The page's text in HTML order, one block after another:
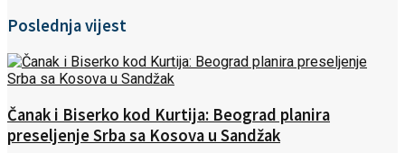
Poslednja vijest
Čanak i Biserko kod Kurtija: Beograd planira
preseljenje Srba sa Kosova u Sandžak